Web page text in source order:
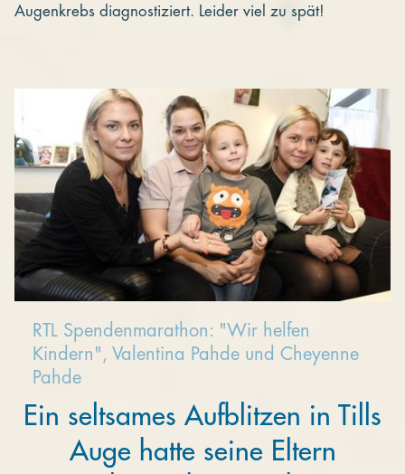
Augenkrebs diagnostiziert. Leider viel zu spät!
RTL Spendenmarathon: "Wir helfen
Kindern", Valentina Pahde und Cheyenne
Pahde
Ein seltsames Aufblitzen in Tills
Auge hatte seine Eltern